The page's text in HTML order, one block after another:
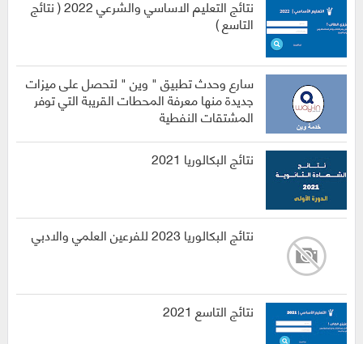
نتائج التعليم الاساسي والشرعي 2022 ( نتائج
التاسع )
سارع وحدث تطبيق " وين " لتحصل على ميزات
جديدة منها معرفة المحطات القريبة التي توفر
المشتقات النفطية
نتائج البكالوريا 2021
نتائج البكالوريا 2023 للفرعين العلمي والادبي
نتائج التاسع 2021